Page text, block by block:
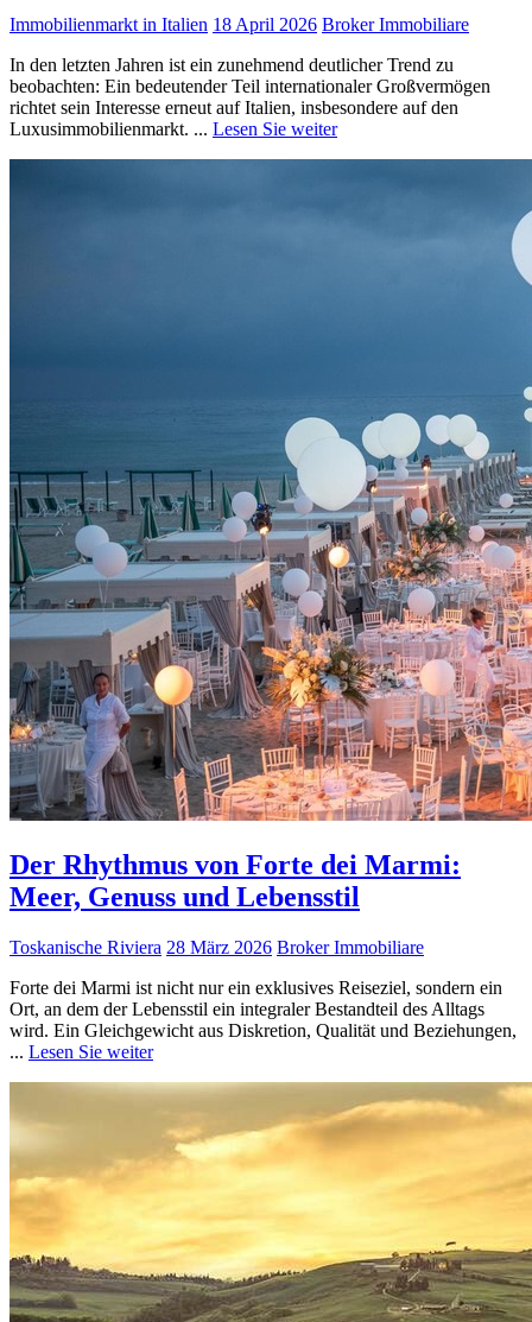
Immobilienmarkt in Italien 18 April 2026 Broker Immobiliare
In den letzten Jahren ist ein zunehmend deutlicher Trend zu
beobachten: Ein bedeutender Teil internationaler Großvermögen
richtet sein Interesse erneut auf Italien, insbesondere auf den
Luxusimmobilienmarkt. ... Lesen Sie weiter
Der Rhythmus von Forte dei Marmi:
Meer, Genuss und Lebensstil
Toskanische Riviera 28 März 2026 Broker Immobiliare
Forte dei Marmi ist nicht nur ein exklusives Reiseziel, sondern ein
Ort, an dem der Lebensstil ein integraler Bestandteil des Alltags
wird. Ein Gleichgewicht aus Diskretion, Qualität und Beziehungen,
... Lesen Sie weiter